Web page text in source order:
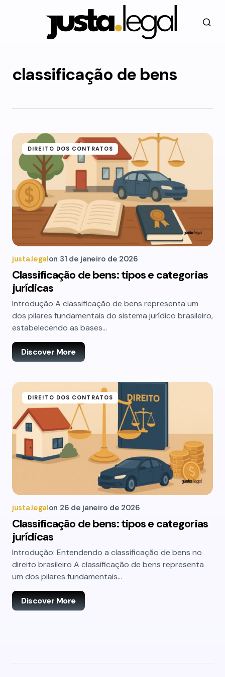
classificação de bens
DIREITO DOS CONTRATOS
justa.legalon 31 de janeiro de 2026
Classificação de bens: tipos e categorias
jurídicas
Introdução A classificação de bens representa um
dos pilares fundamentais do sistema jurídico brasileiro,
estabelecendo as bases…
Discover More
DIREITO DOS CONTRATOS
justa.legalon 26 de janeiro de 2026
Classificação de bens: tipos e categorias
jurídicas
Introdução: Entendendo a classificação de bens no
direito brasileiro A classificação de bens representa
um dos pilares fundamentais…
Discover More